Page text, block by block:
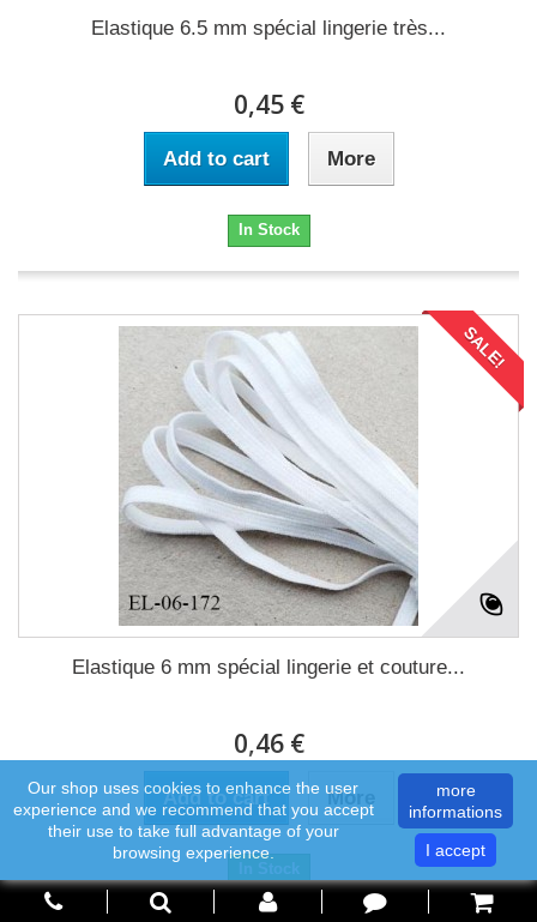
Elastique 6.5 mm spécial lingerie très...
0,45 €
Add to cart More
In Stock
SALE!
Elastique 6 mm spécial lingerie et couture...
0,46 €
Add to cart More
Our shop uses cookies to enhance the user
experience and we recommend that you accept
their use to take full advantage of your
browsing experience.
more
informations
I accept